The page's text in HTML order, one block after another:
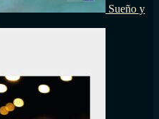
Sueño y